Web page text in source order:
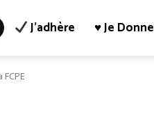
J’adhère ♥ Je Donne